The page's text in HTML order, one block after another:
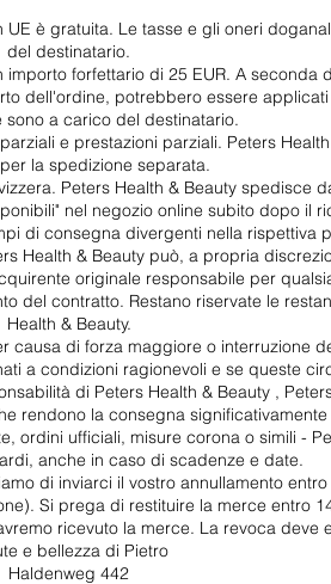
è gratuita. Le tasse e gli oneri
del destinatario.
forfettario di 25 EUR. A seconda
dell'ordine, potrebbero essere
sono a carico del destinatario.
e prestazioni parziali. Peters
la spedizione separata.
Peters Health & Beauty spedisce
nel negozio online subito dopo il
di consegna divergenti nella rispettiva
Health & Beauty può, a propria
originale responsabile per
del contratto. Restano riservate le
Health & Beauty.
causa di forza maggiore o interruzione
a condizioni ragionevoli e se queste
di Peters Health & Beauty ,
rendono la consegna
ordini ufficiali, misure corona o simili -
anche in caso di scadenze e date.
di inviarci il vostro annullamento
Si prega di restituire la merce entro
ricevuto la merce. La revoca deve
e bellezza di Pietro
Haldenweg 442